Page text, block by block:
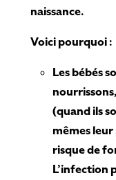
naissance.
Voici pourquoi :
Les bébés
(quand ils
mêmes
risque de
L’infection